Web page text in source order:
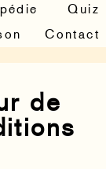
Quiz
Contact
de